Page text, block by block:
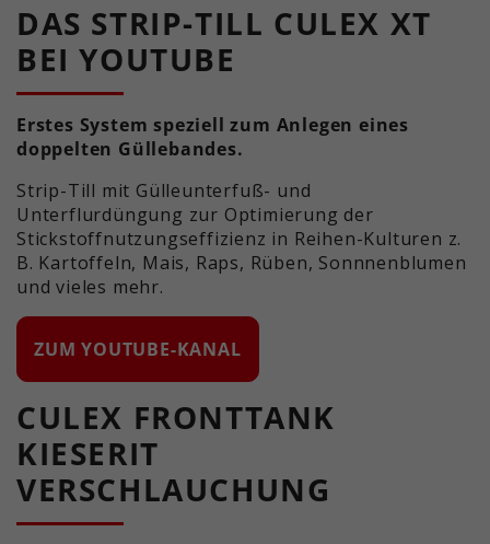
DAS STRIP-TILL CULEX XT
BEI YOUTUBE
Erstes System speziell zum Anlegen eines
doppelten Güllebandes.
Strip-Till mit Gülleunterfuß- und
Unterflurdüngung zur Optimierung der
Stickstoffnutzungseffizienz in Reihen-Kulturen z.
B. Kartoffeln, Mais, Raps, Rüben, Sonnnenblumen
und vieles mehr.
ZUM YOUTUBE-KANAL
CULEX FRONTTANK
KIESERIT
VERSCHLAUCHUNG